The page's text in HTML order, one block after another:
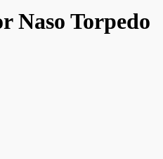
Naso Torpedo